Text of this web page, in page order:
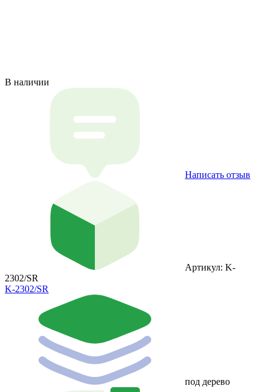
В наличии
Написать отзыв
Артикул: K-
2302/SR
K-2302/SR
под дерево